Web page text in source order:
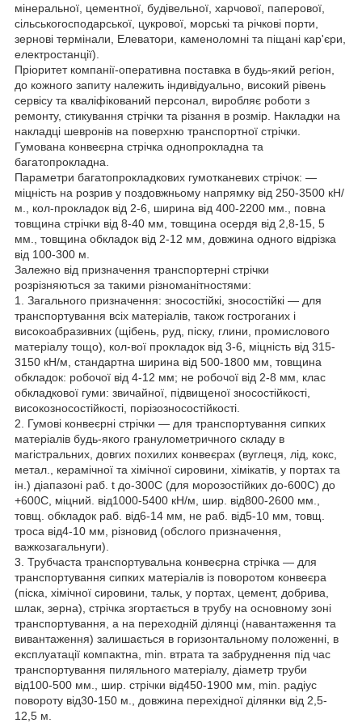
мінеральної, цементної, будівельної, харчової, паперової,
сільськогосподарської, цукрової, морські та річкові порти,
зернові термінали, Елеватори, каменоломні та піщані кар'єри,
електростанції).
Пріоритет компанії-оперативна поставка в будь-який регіон,
до кожного запиту належить індивідуально, високий рівень
сервісу та кваліфікований персонал, виробляє роботи з
ремонту, стикування стрічки та різання в розмір. Накладки на
накладці шевронів на поверхню транспортної стрічки.
Гумована конвеєрна стрічка однопрокладна та
багатопрокладна.
Параметри багатопрокладкових гумотканевих стрічок: —
міцність на розрив у поздовжньому напрямку від 250-3500 кН/
м., кол-прокладок від 2-6, ширина від 400-2200 мм., повна
товщина стрічки від 8-40 мм, товщина осердя від 2,8-15, 5
мм., товщина обкладок від 2-12 мм, довжина одного відрізка
від 100-300 м.
Залежно від призначення транспортерні стрічки
розрізняються за такими різноманітностями:
1. Загального призначення: зносостійкі, зносостійкі — для
транспортування всіх матеріалів, також гостроганих і
високоабразивних (щібень, руд, піску, глини, промислового
матеріалу тощо), кол-вої прокладок від 3-6, міцність від 315-
3150 кН/м, стандартна ширина від 500-1800 мм, товщина
обкладок: робочої від 4-12 мм; не робочої від 2-8 мм, клас
обкладкової гуми: звичайної, підвищеної зносостійкості,
високозносостійкості, порізозносостійкості.
2. Гумові конвеєрні стрічки — для транспортування сипких
матеріалів будь-якого гранулометричного складу в
магістральних, довгих похилих конвеєрах (вуглеця, лід, кокс,
метал., керамічної та хімічної сировини, хімікатів, у портах та
ін.) діапазоні раб. t до-300С (для морозостійких до-600С) до
+600С, міцний. від1000-5400 кН/м, шир. від800-2600 мм.,
товщ. обкладок раб. від6-14 мм, не раб. від5-10 мм, товщ.
троса від4-10 мм, різновид (обслого призначення,
важкозагальнуги).
3. Трубчаста транспортувальна конвеєрна стрічка — для
транспортування сипких матеріалів із поворотом конвеєра
(піска, хімічної сировини, тальк, у портах, цемент, добрива,
шлак, зерна), стрічка згортається в трубу на основному зоні
транспортування, а на переходній ділянці (навантаження та
вивантаження) залишається в горизонтальному положенні, в
експлуатації компактна, min. втрата та забруднення під час
транспортування пиляльного матеріалу, діаметр труби
від100-500 мм., шир. стрічки від450-1900 мм, min. радіус
повороту від30-150 м., довжина перехідної ділянки від 2,5-
12,5 м.